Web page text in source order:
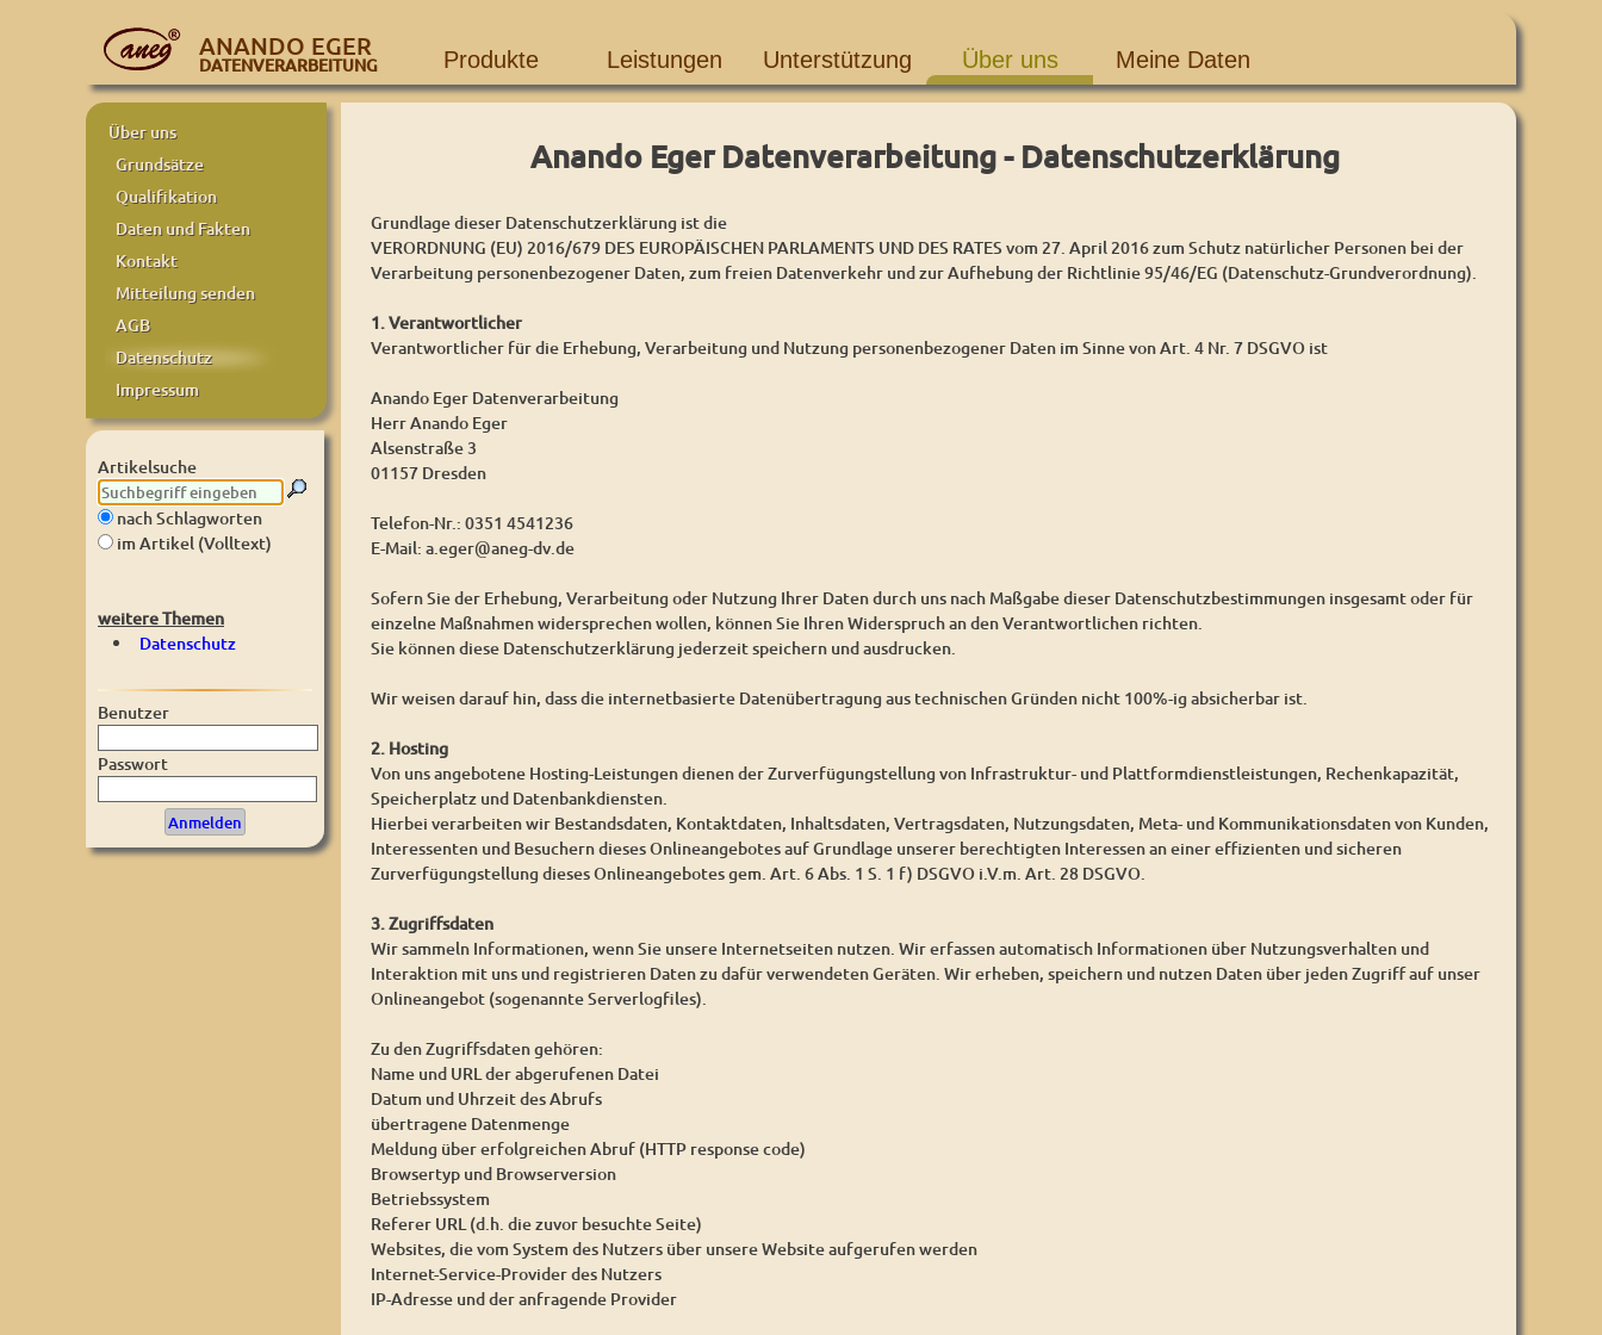
ANANDO EGER
DATENVERARBEITUNG Produkte Leistungen Unterstützung Über uns Meine Daten
Über uns
Grundsätze
Qualifikation
Daten und Fakten
Kontakt
Mitteilung senden
AGB
Datenschutz
Impressum
Artikelsuche
nach Schlagworten
im Artikel (Volltext)
weitere Themen
Datenschutz
Benutzer
Passwort
Anando Eger Datenverarbeitung - Datenschutzerklärung
Grundlage dieser Datenschutzerklärung ist die
VERORDNUNG (EU) 2016/679 DES EUROPÄISCHEN PARLAMENTS UND DES RATES vom 27. April 2016 zum Schutz natürlicher Personen bei der
Verarbeitung personenbezogener Daten, zum freien Datenverkehr und zur Aufhebung der Richtlinie 95/46/EG (Datenschutz-Grundverordnung).
1. Verantwortlicher
Verantwortlicher für die Erhebung, Verarbeitung und Nutzung personenbezogener Daten im Sinne von Art. 4 Nr. 7 DSGVO ist
Anando Eger Datenverarbeitung
Herr Anando Eger
Alsenstraße 3
01157 Dresden
Telefon-Nr.: 0351 4541236
E-Mail: a.eger@aneg-dv.de
Sofern Sie der Erhebung, Verarbeitung oder Nutzung Ihrer Daten durch uns nach Maßgabe dieser Datenschutzbestimmungen insgesamt oder für
einzelne Maßnahmen widersprechen wollen, können Sie Ihren Widerspruch an den Verantwortlichen richten.
Sie können diese Datenschutzerklärung jederzeit speichern und ausdrucken.
Wir weisen darauf hin, dass die internetbasierte Datenübertragung aus technischen Gründen nicht 100%-ig absicherbar ist.
2. Hosting
Von uns angebotene Hosting-Leistungen dienen der Zurverfügungstellung von Infrastruktur- und Plattformdienstleistungen, Rechenkapazität,
Speicherplatz und Datenbankdiensten.
Hierbei verarbeiten wir Bestandsdaten, Kontaktdaten, Inhaltsdaten, Vertragsdaten, Nutzungsdaten, Meta- und Kommunikationsdaten von Kunden,
Interessenten und Besuchern dieses Onlineangebotes auf Grundlage unserer berechtigten Interessen an einer effizienten und sicheren
Zurverfügungstellung dieses Onlineangebotes gem. Art. 6 Abs. 1 S. 1 f) DSGVO i.V.m. Art. 28 DSGVO.
3. Zugriffsdaten
Wir sammeln Informationen, wenn Sie unsere Internetseiten nutzen. Wir erfassen automatisch Informationen über Nutzungsverhalten und
Interaktion mit uns und registrieren Daten zu dafür verwendeten Geräten. Wir erheben, speichern und nutzen Daten über jeden Zugriff auf unser
Onlineangebot (sogenannte Serverlogfiles).
Zu den Zugriffsdaten gehören:
Name und URL der abgerufenen Datei
Datum und Uhrzeit des Abrufs
übertragene Datenmenge
Meldung über erfolgreichen Abruf (HTTP response code)
Browsertyp und Browserversion
Betriebssystem
Referer URL (d.h. die zuvor besuchte Seite)
Websites, die vom System des Nutzers über unsere Website aufgerufen werden
Internet-Service-Provider des Nutzers
IP-Adresse und der anfragende Provider